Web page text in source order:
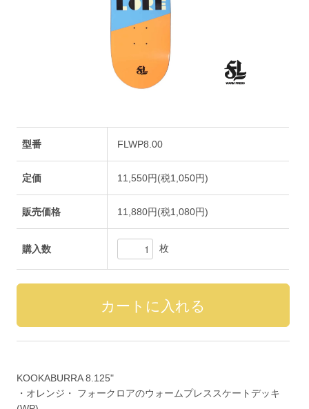
型番 FLWP8.00
定価 11,550円(税1,050円)
販売価格 11,880円(税1,080円)
購入数 枚
KOOKABURRA 8.125"
・オレンジ・ フォークロアのウォームプレススケートデッキ